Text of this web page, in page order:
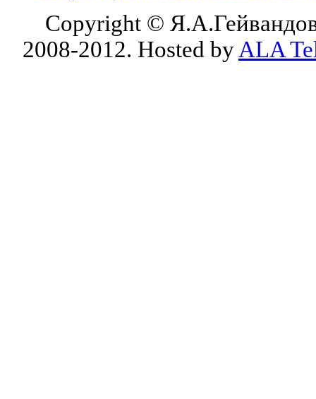
Copyright ©
2008-2012. Hosted byALA